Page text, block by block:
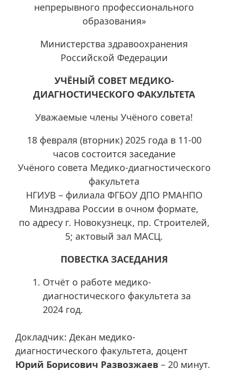
непрерывного профессионального
образования»
Министерства здравоохранения
Российской Федерации
УЧЁНЫЙ СОВЕТ МЕДИКО-
ДИАГНОСТИЧЕСКОГО ФАКУЛЬТЕТА
Уважаемые члены Учёного совета!
18 февраля (вторник) 2025 года в 11-00
часов состоится заседание
Учёного совета Медико-диагностического
факультета
НГИУВ – филиала ФГБОУ ДПО РМАНПО
Минздрава России в очном формате,
по адресу г. Новокузнецк, пр. Строителей,
5; актовый зал МАСЦ.
ПОВЕСТКА ЗАСЕДАНИЯ
Отчёт о работе медико-
диагностического факультета за
2024 год.
Докладчик: Декан медико-
диагностического факультета, доцент
Юрий Борисович Развозжаев – 20 минут.